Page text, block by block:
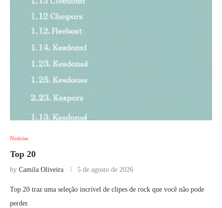
Notícias
Top 20
by Camila Oliveira 5 de agosto de 2026
Top 20 traz uma seleção incrível de clipes de rock que você não pode
perder.